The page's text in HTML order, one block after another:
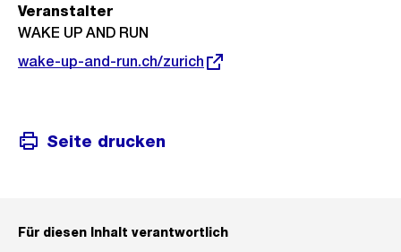
Veranstalter
WAKE UP AND RUN
Externer
wake-up-and-run.ch/zurich
Seite drucken
Für diesen Inhalt verantwortlich